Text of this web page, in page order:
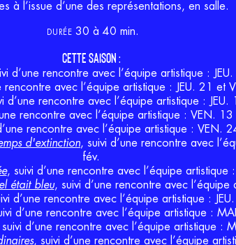
à l’issue d’une des représentations, en salle.
DURÉE 30 à 40 min.
CETTE SAISON :
d’une rencontre avec l’équipe artistique :
rencontre avec l’équipe artistique : JEU. 21 et
d’une rencontre avec l’équipe artistique : JEU.
rencontre avec l’équipe artistique : VEN. 13
rencontre avec l’équipe artistique : VEN.
d'extinction, suivi d’une rencontre avec
fév.
, suivi d’une rencontre avec l’équipe artistique
était bleu, suivi d’une rencontre avec l’équipe
d’une rencontre avec l’équipe artistique :
d’une rencontre avec l’équipe artistique :
d’une rencontre avec l’équipe artistique :
, suivi d’une rencontre avec l’équipe